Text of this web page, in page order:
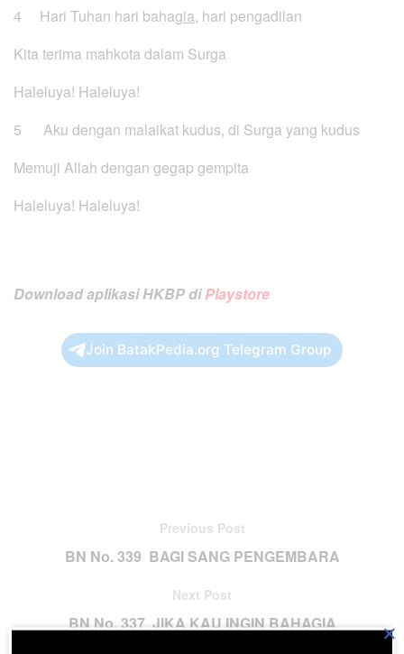
4 Hari Tuhan hari bahagia, hari pengadilan
Kita terima mahkota dalam Surga
Haleluya! Haleluya!
5 Aku dengan malaikat kudus, di Surga yang kudus
Memuji Allah dengan gegap gempita
Haleluya! Haleluya!
Download aplikasi HKBP diPlaystore
Join BatakPedia.org Telegram Group
Previous Post
BN No. 339 BAGI SANG PENGEMBARA
Next Post
BN No. 337 JIKA KAU INGIN BAHAGIA ×